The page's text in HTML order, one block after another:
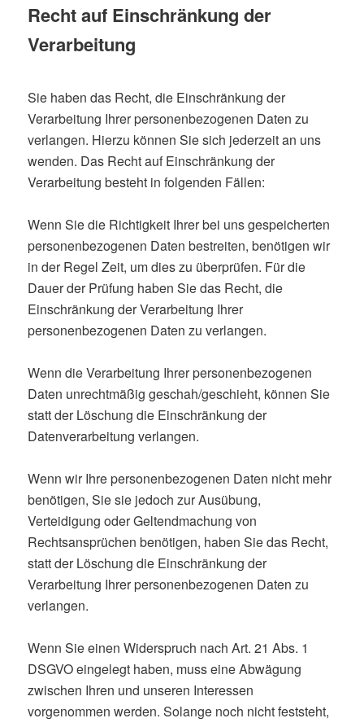
Recht auf Einschränkung der
Verarbeitung
Sie haben das Recht, die Einschränkung der
Verarbeitung Ihrer personenbezogenen Daten zu
verlangen. Hierzu können Sie sich jederzeit an uns
wenden. Das Recht auf Einschränkung der
Verarbeitung besteht in folgenden Fällen:
Wenn Sie die Richtigkeit Ihrer bei uns gespeicherten
personenbezogenen Daten bestreiten, benötigen wir
in der Regel Zeit, um dies zu überprüfen. Für die
Dauer der Prüfung haben Sie das Recht, die
Einschränkung der Verarbeitung Ihrer
personenbezogenen Daten zu verlangen.
Wenn die Verarbeitung Ihrer personenbezogenen
Daten unrechtmäßig geschah/geschieht, können Sie
statt der Löschung die Einschränkung der
Datenverarbeitung verlangen.
Wenn wir Ihre personenbezogenen Daten nicht mehr
benötigen, Sie sie jedoch zur Ausübung,
Verteidigung oder Geltendmachung von
Rechtsansprüchen benötigen, haben Sie das Recht,
statt der Löschung die Einschränkung der
Verarbeitung Ihrer personenbezogenen Daten zu
verlangen.
Wenn Sie einen Widerspruch nach Art. 21 Abs. 1
DSGVO eingelegt haben, muss eine Abwägung
zwischen Ihren und unseren Interessen
vorgenommen werden. Solange noch nicht feststeht,